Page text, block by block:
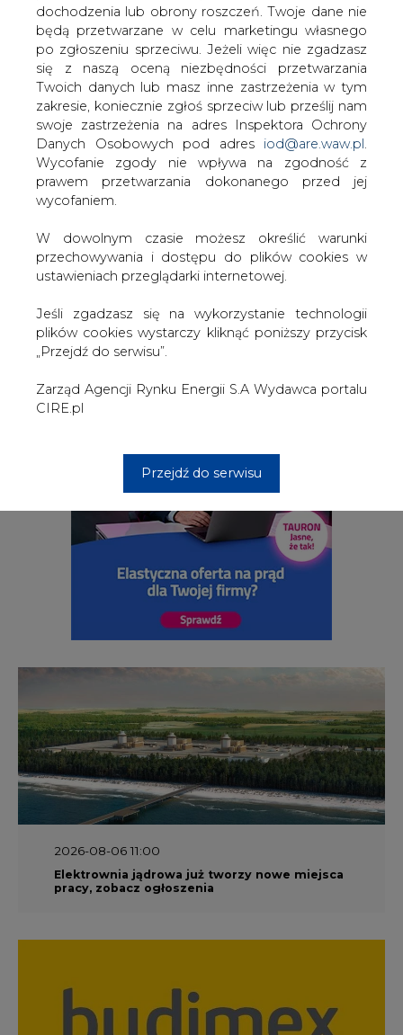
dochodzenia lub obrony roszczeń. Twoje dane nie
będą przetwarzane w celu marketingu własnego
po zgłoszeniu sprzeciwu. Jeżeli więc nie zgadzasz
się z naszą oceną niezbędności przetwarzania
Twoich danych lub masz inne zastrzeżenia w tym
zakresie, koniecznie zgłoś sprzeciw lub prześlij nam
swoje zastrzeżenia na adres Inspektora Ochrony
Danych Osobowych pod adres iod@are.waw.pl
Wycofanie zgody nie wpływa na zgodność z
prawem przetwarzania dokonanego przed jej
wycofaniem.
W dowolnym czasie możesz określić warunki
przechowywania i dostępu do plików cookies w
ustawieniach przeglądarki internetowej.
Jeśli zgadzasz się na wykorzystanie technologii
plików cookies wystarczy kliknąć poniższy przycisk
„Przejdź do serwisu”.
Zarząd Agencji Rynku Energii S.A Wydawca portalu
CIRE.pl
Przejdź do serwisu
2026-08-07 07:00
Senat nie wyraził zgody na zarządzenie przez
Prezydenta referendum
Bartosz Krysta odchodzi z Zarządu Enea i
wchodzi do Zarządu Polimex Mostostal
2026-08-06 11:00
Elektrownia jądrowa już tworzy nowe miejsca
pracy, zobacz ogłoszenia